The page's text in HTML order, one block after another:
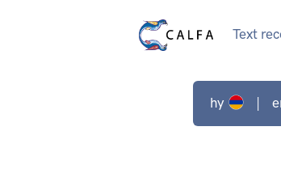
Text
hy |